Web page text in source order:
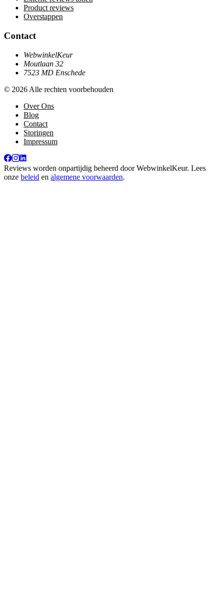
Product reviews
Overstappen
Contact
WebwinkelKeur
Moutlaan 32
7523 MD Enschede
© 2026 Alle rechten voorbehouden
Over Ons
Blog
Contact
Storingen
Impressum
Reviews worden onpartijdig beheerd doorWebwinkelKeur. Lees
onze beleid en algemene voorwaarden.